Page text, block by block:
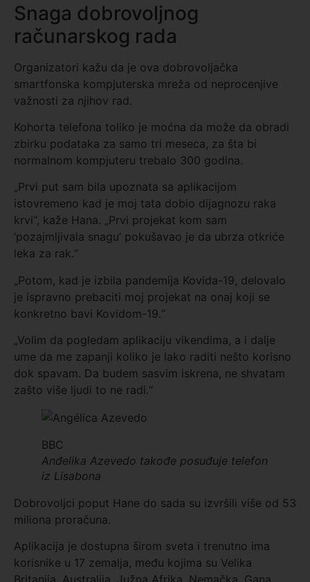
Snaga dobrovoljnog
računarskog rada
Organizatori kažu da je ova dobrovoljačka
smartfonska kompjuterska mreža od neprocenjive
važnosti za njihov rad.
Kohorta telefona toliko je moćna da može da obradi
zbirku podataka za samo tri meseca, za šta bi
normalnom kompjuteru trebalo 300 godina.
„Prvi put sam bila upoznata sa aplikacijom
istovremeno kad je moj tata dobio dijagnozu raka
krvi“, kaže Hana. „Prvi projekat kom sam
‘pozajmljivala snagu’ pokušavao je da ubrza otkriće
leka za rak.“
„Potom, kad je izbila pandemija Kovida-19, delovalo
je ispravno prebaciti moj projekat na onaj koji se
konkretno bavi Kovidom-19.“
„Volim da pogledam aplikaciju vikendima, a i dalje
ume da me zapanji koliko je lako raditi nešto korisno
dok spavam. Da budem sasvim iskrena, ne shvatam
zašto više ljudi to ne radi.“
BBC
Anđelika Azevedo takođe posuđuje telefon
iz Lisabona
Dobrovoljci poput Hane do sada su izvršili više od 53
miliona proračuna.
Aplikacija je dostupna širom sveta i trenutno ima
korisnike u 17 zemalja, među kojima su Velika
Britanija, Australija, Južna Afrika, Nemačka, Gana,